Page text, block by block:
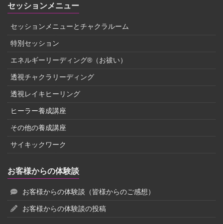
セッションメニュー
セッションメニューとチャクラルーム
特別セッション
エネルギーリーディング®（お祓い）
透視チャクラリーディング
透視レイキヒーリング
ヒーラー養成講座
その他の養成講座
サイキックワーク
お客様からの体験談
お客様からの体験談（皆様からのご感想）
お客様からの体験談の投稿